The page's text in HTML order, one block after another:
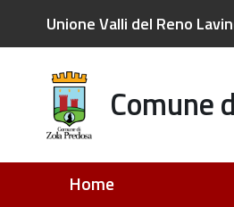
Unione Valli del Reno
Comune
Home